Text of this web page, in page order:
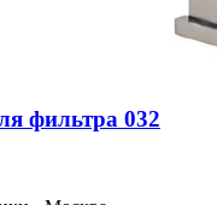
фильтра 032